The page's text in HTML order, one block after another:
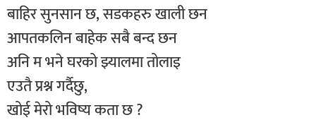
बाहिर सुनसान छ, सडकहरु खाली छन
आपतकलिन बाहेक सबै बन्द छन
अनि म भने घरको झ्यालमा तोलाइ
एउतै प्रश्न गर्दैछु,
खोई मेरो भविष्य कता छ ?